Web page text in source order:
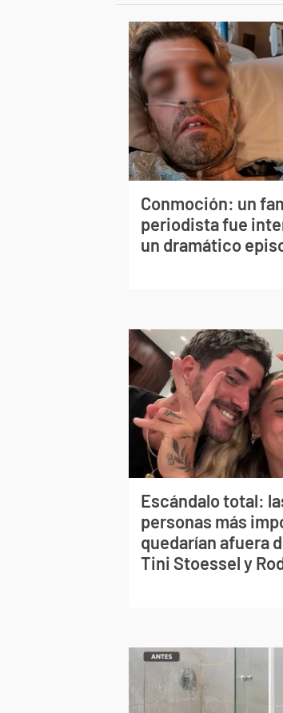
Conmoción: un
periodista fue
un dramático
Escándalo total:
personas más
quedarían afuera
Tini Stoessel y